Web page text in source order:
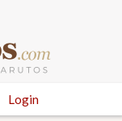
Login